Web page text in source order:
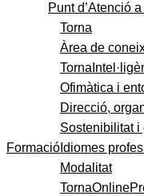
Punt d’Atenció
Formació
Torna
Àrea de
Torna
Ofimàtica i
Direcció,
Sostenibilitat i
Idiomes
Modalitat
TornaOnline